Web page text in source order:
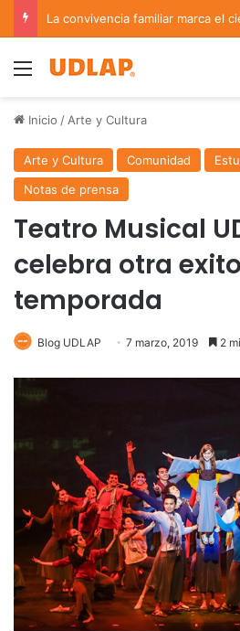
Menu
Inicio / Arte y Cultura
Arte y Cultura Comunidad
Notas de prensa
Teatro Musical
celebra otra
temporada
Blog UDLAP 7 marzo, 2019 2